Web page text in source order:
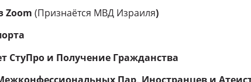
Zoom (Признаётся МВД Израиля)
СтуПро и Получение Гражданства